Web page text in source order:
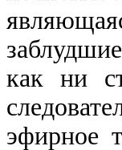
как ни
эфирное